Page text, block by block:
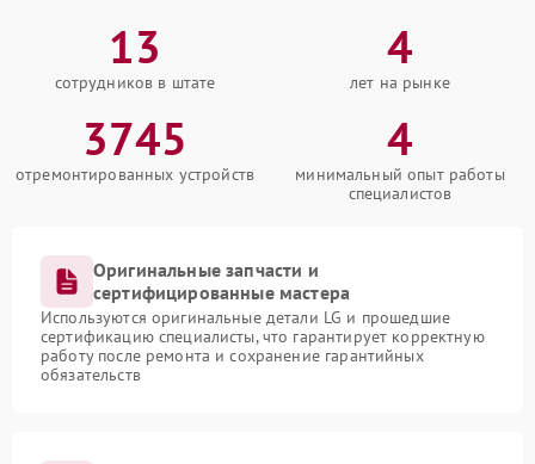
13
сотрудников в штате
4
лет на рынке
3745
отремонтированных устройств
4
минимальный опыт работы
специалистов
Оригинальные запчасти и
сертифицированные мастера
Используются оригинальные детали LG и прошедшие
сертификацию специалисты, что гарантирует корректную
работу после ремонта и сохранение гарантийных
обязательств